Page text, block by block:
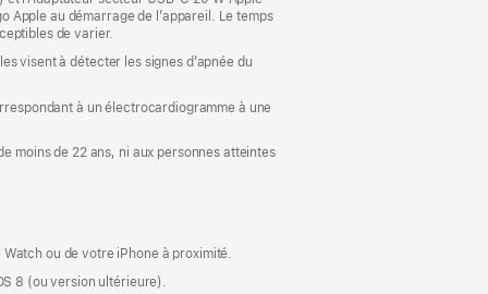
Apple au démarrage de l’appareil. Le temps
de varier.
visent à détecter les signes d’apnée du
à un électrocardiogramme à une
moins de 22 ans, ni aux personnes atteintes
ou de votre iPhone à proximité.
8 (ou version ultérieure).